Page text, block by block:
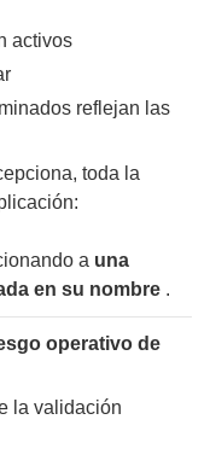
activos
reflejan las
toda la
a una
en su nombre .
operativo de
la validación